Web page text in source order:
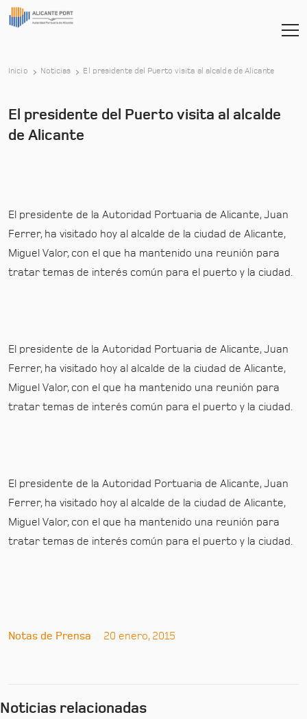
Inicio Noticias El presidente del Puerto visita al alcalde de Alicante
El presidente del Puerto visita al alcalde
de Alicante
El presidente de la Autoridad Portuaria de Alicante, Juan
Ferrer, ha visitado hoy al alcalde de la ciudad de Alicante,
Miguel Valor, con el que ha mantenido una reunión para
tratar temas de interés común para el puerto y la ciudad.
El presidente de la Autoridad Portuaria de Alicante, Juan
Ferrer, ha visitado hoy al alcalde de la ciudad de Alicante,
Miguel Valor, con el que ha mantenido una reunión para
tratar temas de interés común para el puerto y la ciudad.
El presidente de la Autoridad Portuaria de Alicante, Juan
Ferrer, ha visitado hoy al alcalde de la ciudad de Alicante,
Miguel Valor, con el que ha mantenido una reunión para
tratar temas de interés común para el puerto y la ciudad.
Notas de Prensa 20 enero, 2015
Noticias relacionadas